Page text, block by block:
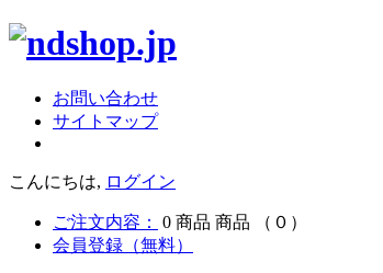
お問い合わせ
サイトマップ
こんにちは, ログイン
ご注文内容： 0 商品 商品
（０）
会員登録（無料）